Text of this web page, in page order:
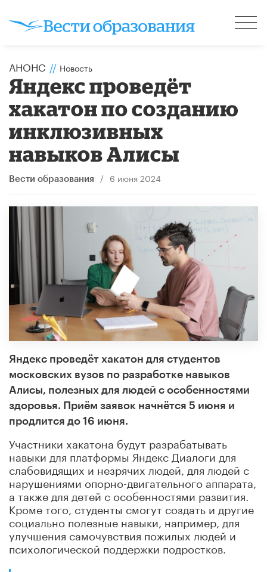
АНОНС // Новость
Яндекс проведёт
хакатон по созданию
инклюзивных
навыков Алисы
Вести образования / 6 июня 2024
Яндекс проведёт хакатон для студентов
московских вузов по разработке навыков
Алисы, полезных для людей с особенностями
здоровья. Приём заявок начнётся 5 июня и
продлится до 16 июня.
Участники хакатона будут разрабатывать
навыки для платформы Яндекс Диалоги для
слабовидящих и незрячих людей, для людей с
нарушениями опорно-двигательного аппарата,
а также для детей с особенностями развития.
Кроме того, студенты смогут создать и другие
социально полезные навыки, например, для
улучшения самочувствия пожилых людей и
психологической поддержки подростков.